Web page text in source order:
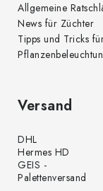
Allgemeine
News für Züchter
Tipps und Tricks
Versand
DHL
Hermes HD
GEIS -
Palettenversand